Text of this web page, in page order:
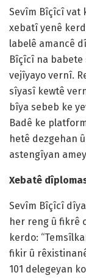
Sevîm Bîçîcî vat
xebatî yenê
labelê amancê
Bîçîcî na babete
vejîyayo vernî.
sîyasî kewtê
bîya sebeb ke
Badê ke
hetê dezgehan
astengîyan
Xebatê
Sevîm Bîçîcî
her reng û fikrê
kerdo:
fikir û
101 delegeyan